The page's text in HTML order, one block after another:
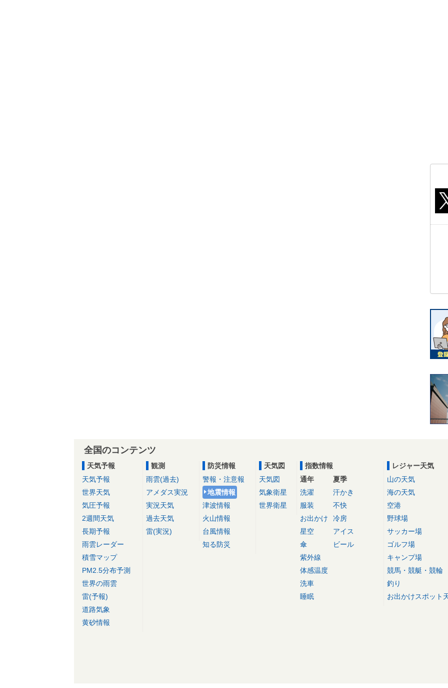
全国のコンテンツ
天気予報
天気予報
世界天気
気圧予報
2週間天気
長期予報
雨雲レーダー
積雪マップ
PM2.5分布予測
世界の雨雲
雷(予報)
道路気象
黄砂情報
観測
雨雲(過去)
アメダス実況
実況天気
過去天気
雷(実況)
防災情報
警報・注意報
地震情報
津波情報
火山情報
台風情報
知る防災
天気図
天気図
気象衛星
世界衛星
指数情報
通年
洗濯
服装
お出かけ
星空
傘
紫外線
体感温度
洗車
睡眠
夏季
汗かき
不快
冷房
アイス
ビール
レジャー天気
山の天気
海の天気
空港
野球場
サッカー場
ゴルフ場
キャンプ場
競馬・競艇・競輪
釣り
お出かけスポット